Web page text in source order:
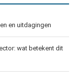
en uitdagingen
wat betekent dit